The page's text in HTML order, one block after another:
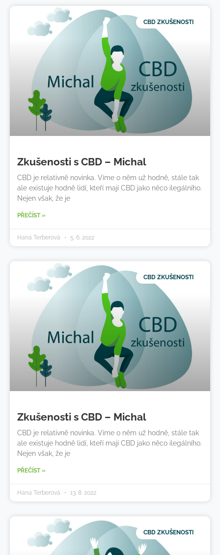
CBD ZKUŠENOSTI
Zkušenosti s CBD – Michal
CBD je relativně novinka. Víme o něm už hodně, stále tak
ale existuje hodně lidí, kteří mají CBD jako něco ilegálního.
Nejen však, že je
PŘEČÍST »
Hana Terberová 5. 6. 2022
CBD ZKUŠENOSTI
Zkušenosti s CBD – Michal
CBD je relativně novinka. Víme o něm už hodně, stále tak
ale existuje hodně lidí, kteří mají CBD jako něco ilegálního.
Nejen však, že je
PŘEČÍST »
Hana Terberová 13. 8. 2022
CBD ZKUŠENOSTI